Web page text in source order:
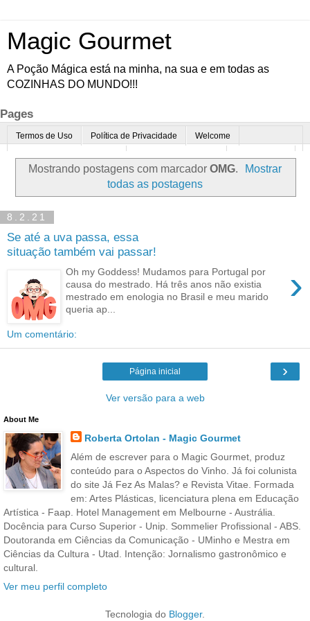
Magic Gourmet
A Poção Mágica está na minha, na sua e em todas as
COZINHAS DO MUNDO!!!
Pages
Termos de Uso Política de Privacidade Welcome
Enoturismo Minha Cozinha Dicas da vovó Mais
Parcerias Contato
Mostrando postagens com marcador OMG.
Mostrar
todas as postagens
8.2.21
Se até a uva passa, essa
situação também vai passar!
›
Oh my Goddess! Mudamos para Portugal por
causa do mestrado. Há três anos não existia
mestrado em enologia no Brasil e meu marido
queria ap...
Um comentário:
›
Página inicial
Ver versão para a web
About Me
Roberta Ortolan - Magic Gourmet
Além de escrever para o Magic Gourmet, produz
conteúdo para o Aspectos do Vinho. Já foi colunista
do site Já Fez As Malas? e Revista Vitae. Formada
em: Artes Plásticas, licenciatura plena em Educação
Artística - Faap. Hotel Management em Melbourne - Austrália.
Docência para Curso Superior - Unip. Sommelier Profissional - ABS.
Doutoranda em Ciências da Comunicação - UMinho e Mestra em
Ciências da Cultura - Utad. Intenção: Jornalismo gastronômico e
cultural.
Ver meu perfil completo
Tecnologia do Blogger.